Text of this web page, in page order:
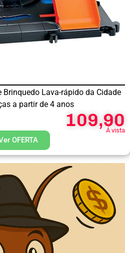
Brinquedo Lava-rápido da Cidade
a partir de 4 anos
109,90
Á vista
OFERTA